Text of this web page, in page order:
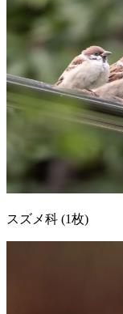
スズメ科 (1枚)